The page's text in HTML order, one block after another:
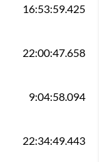
16:53:59.425
22:00:47.658
9:04:58.094
22:34:49.443